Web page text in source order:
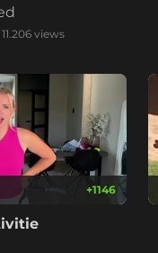
11.206views
+1146